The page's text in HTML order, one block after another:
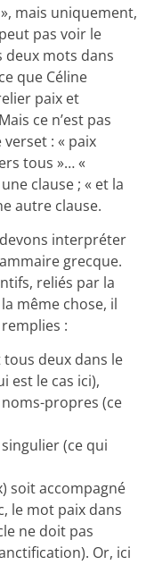
mais uniquement,
pas voir le
deux mots dans
que Céline
paix et
ce n’est pas
: « paix
tous »… «
clause ; « et la
autre clause.
interpréter
grecque.
reliés par la
même chose, il
:
deux dans le
est le cas ici),
propres (ce
(ce qui
soit accompagné
le mot paix dans
ne doit pas
Or, ici